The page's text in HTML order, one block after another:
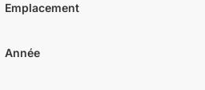
Emplacement
Année